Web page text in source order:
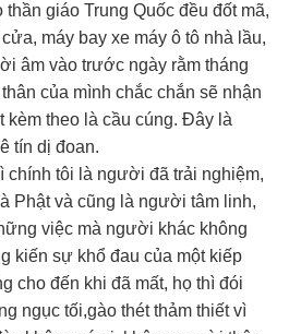
giáo Trung Quốc đều đốt mã,
máy bay xe máy ô tô nhà lầu,
âm vào trước ngày rằm tháng
của mình chắc chắn sẽ nhận
theo là cầu cúng. Đây là
tín dị đoan.
chính tôi là người đã trải nghiệm,
Phật và cũng là người tâm linh,
việc mà người khác không
kiến sự khổ đau của một kiếp
cho đến khi đã mất, họ thì đói
ngục tối,gào thét thảm thiết vì